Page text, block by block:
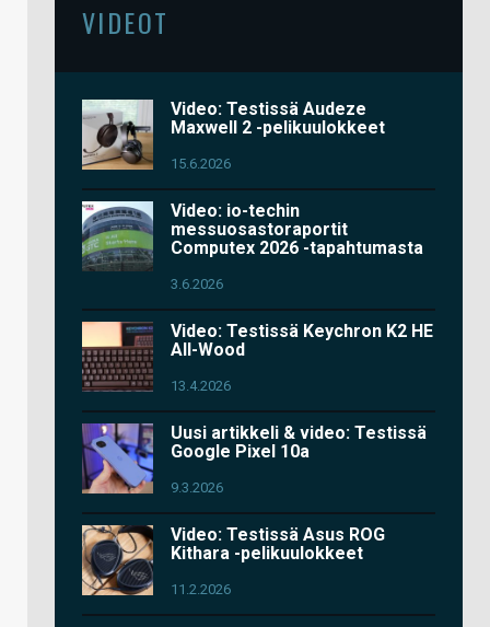
VIDEOT
Video: Testissä Audeze
Maxwell 2 -pelikuulokkeet
15.6.2026
Video: io-techin
messuosastoraportit
Computex 2026 -tapahtumasta
3.6.2026
Video: Testissä Keychron K2 HE
All-Wood
13.4.2026
Uusi artikkeli & video: Testissä
Google Pixel 10a
9.3.2026
Video: Testissä Asus ROG
Kithara -pelikuulokkeet
11.2.2026